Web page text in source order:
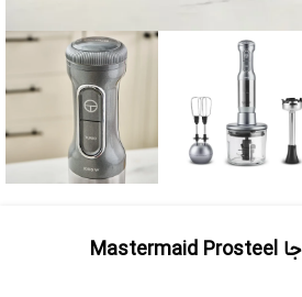
غذاساز سه کاره کاراجا Mastermaid Prosteel